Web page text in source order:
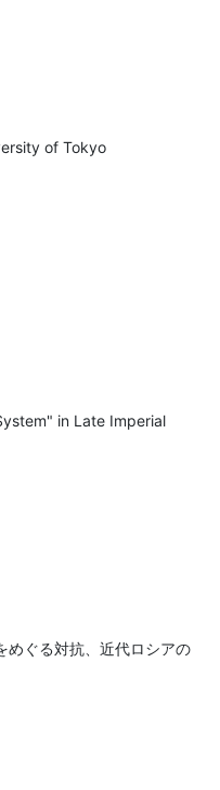
of Tokyo
in Late Imperial
めぐる対抗、近代ロシアの